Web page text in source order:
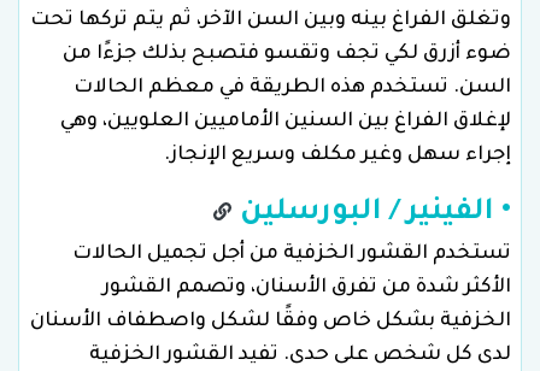
وتغلق الفراغ بينه وبين السن الآخر، ثم يتم تركها تحت
ضوء أزرق لكي تجف وتقسو فتصبح بذلك جزءًا من
السن. تستخدم هذه الطريقة في معظم الحالات
لإغلاق الفراغ بين السنين الأماميين العلويين، وهي
إجراء سهل وغير مكلف وسريع الإنجاز.
• الفينير / البورسلين
تستخدم القشور الخزفية من أجل تجميل الحالات
الأكثر شدة من تفرق الأسنان، وتصمم القشور
الخزفية بشكل خاص وفقًا لشكل واصطفاف الأسنان
لدى كل شخص على حدى. تفيد القشور الخزفية